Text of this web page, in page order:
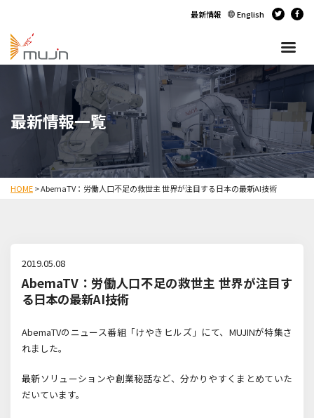
最新情報 English
最新情報一覧
HOME>AbemaTV：労働人口不足の救世主 世界が注目する日本の最新AI技術
2019.05.08
AbemaTV：労働人口不足の救世主 世界が注目す
る日本の最新AI技術
AbemaTVのニュース番組「けやきヒルズ」にて、MUJINが特集さ
れました。
最新ソリューションや創業秘話など、分かりやすくまとめていた
だいています。